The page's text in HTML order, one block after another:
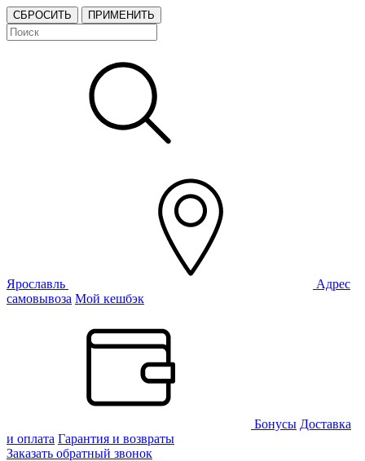
СБРОСИТЬ ПРИМЕНИТЬ
Ярославль
Адрес
самовывоза Мой кешбэк
Бонусы Доставка
и оплата Гарантия и возвраты
Заказать обратный звонок